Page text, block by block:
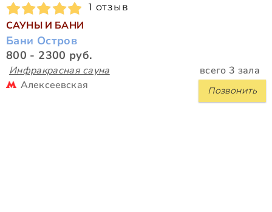
1 отзыв
САУНЫ И БАНИ
Бани Остров
800 - 2300 руб.
Инфракрасная сауна всего 3 зала
Позвонить
Алексеевская